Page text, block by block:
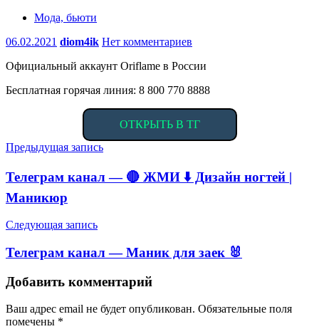
Мода, бьюти
06.02.2021 diom4ik Нет комментариев
Официальный аккаунт Oriflame в России
Бесплатная горячая линия: 8 800 770 8888
ОТКРЫТЬ В ТГ
Навигация
по
записям
Предыдущая запись
Телеграм канал — 🔴 ЖМИ ⬇️ Дизайн ногтей |
Маникюр
Следующая запись
Телеграм канал — Маник для заек 🐰
Добавить комментарий
Ваш адрес email не будет опубликован. Обязательные поля
помечены *